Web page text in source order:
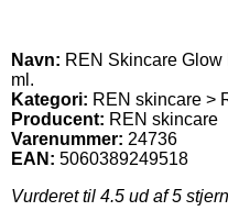
Navn: REN Skincare
ml.
Kategori: REN skincare >
Producent: REN skincare
Varenummer: 24736
EAN: 5060389249518
Vurderet til 4.5 ud af 5